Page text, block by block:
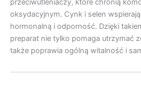
przeciwutleniaczy, które chronią
oksydacyjnym. Cynk i selen
hormonalną i odporność. Dzięki
preparat nie tylko pomaga utrzymać
także poprawia ogólną witalność i